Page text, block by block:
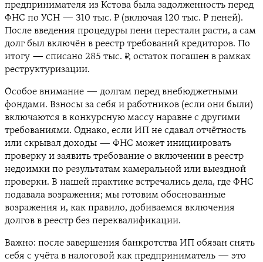
предпринимателя из Кстова была задолженность перед
ФНС по УСН — 310 тыс. ₽ (включая 120 тыс. ₽ пеней).
После введения процедуры пени перестали расти, а сам
долг был включён в реестр требований кредиторов. По
итогу — списано 285 тыс. ₽, остаток погашен в рамках
реструктуризации.
Особое внимание — долгам перед внебюджетными
фондами. Взносы за себя и работников (если они были)
включаются в конкурсную массу наравне с другими
требованиями. Однако, если ИП не сдавал отчётность
или скрывал доходы — ФНС может инициировать
проверку и заявить требование о включении в реестр
недоимки по результатам камеральной или выездной
проверки. В нашей практике встречались дела, где ФНС
подавала возражения; мы готовим обоснованные
возражения и, как правило, добиваемся включения
долгов в реестр без переквалификации.
Важно: после завершения банкротства ИП обязан снять
себя с учёта в налоговой как предприниматель — это